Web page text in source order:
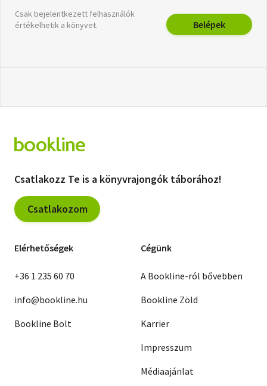
Csak bejelentkezett felhasználók
értékelhetik a könyvet.
Belépek
Csatlakozz Te is a könyvrajongók táborához!
Csatlakozom
Elérhetőségek
+36 1 235 60 70
info@bookline.hu
Bookline Bolt
Cégünk
A Bookline-ról bővebben
Bookline Zöld
Karrier
Impresszum
Médiaajánlat